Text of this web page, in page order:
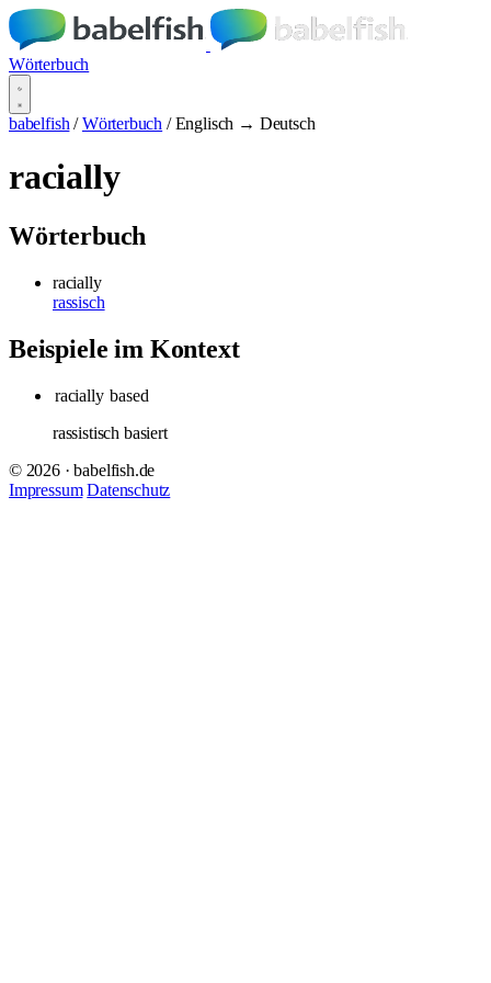
Wörterbuch
babelfish / Wörterbuch / Englisch → Deutsch
racially
Wörterbuch
racially
rassisch
Beispiele im Kontext
racially based
rassistisch basiert
© 2026 · babelfish.de
Impressum Datenschutz